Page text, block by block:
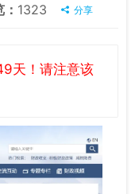
1323 分享
天！请注意该